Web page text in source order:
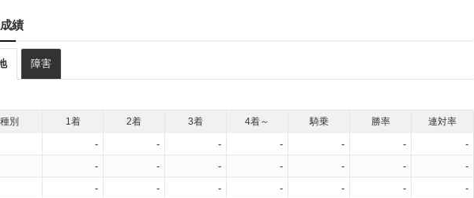
績
障害
種別 1着 2着 3着 4着～ 騎乗 勝率 連対率
- - - - - -
-
- - - - - -
-
- - - - - -
-